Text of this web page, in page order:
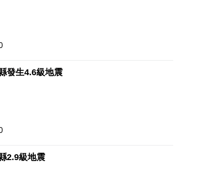
發生4.6級地震
2.9級地震